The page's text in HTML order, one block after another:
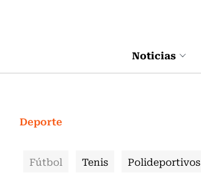
Noticias
Deporte
Fútbol Tenis Polideportivos